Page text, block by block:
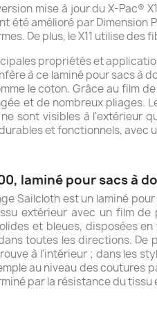
mise à jour du X-
été amélioré par Dimension
De plus, le X11 utilise
propriétés et
à ce laminé pour sacs à
le coton. Grâce au film
et de nombreux pliages.
ne sont visibles à l'extérieur
et fonctionnels,
laminé pour sacs à
Sailcloth est un laminé
extérieur avec un film
et bleues, disposées
toutes les directions. De
à l'intérieur ; dans les
au niveau des coutures
par la résistance du